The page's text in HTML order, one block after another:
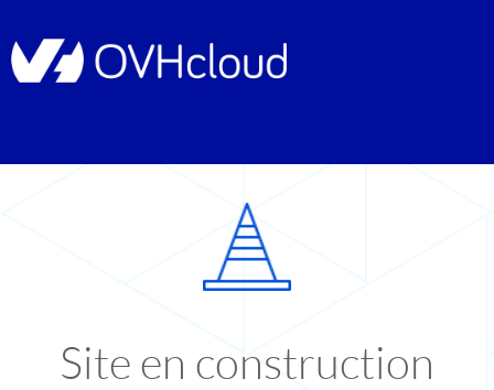
Site en construction